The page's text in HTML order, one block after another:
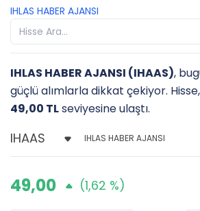
IHLAS HABER AJANSI
IHLAS HABER AJANSI (IHAAS),
güçlü alımlarla dikkat çekiyor. Hisse,
49,00 TLseviyesine ulaştı.
IHLAS HABER AJANSI
49,00 (1,62 %)